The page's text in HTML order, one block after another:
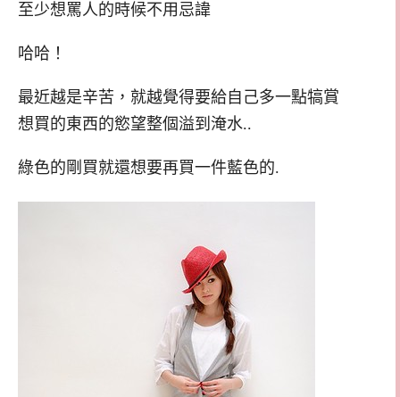
至少想罵人的時候不用忌諱
哈哈！
最近越是辛苦，就越覺得要給自己多一點犒賞
想買的東西的慾望整個溢到淹水..
綠色的剛買就還想要再買一件藍色的.